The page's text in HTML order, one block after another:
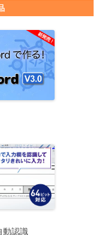
動認識